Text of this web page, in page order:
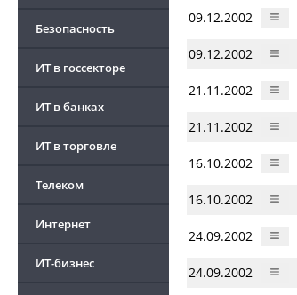
Безопасность
ИТ в госсекторе
ИТ в банках
ИТ в торговле
Телеком
Интернет
ИТ-бизнес
09.12.2002
09.12.2002
21.11.2002
21.11.2002
16.10.2002
16.10.2002
24.09.2002
24.09.2002